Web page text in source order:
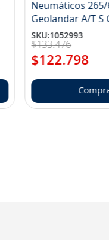
Neumáticos 265/
SKU:1052993
$133.476
$122.798